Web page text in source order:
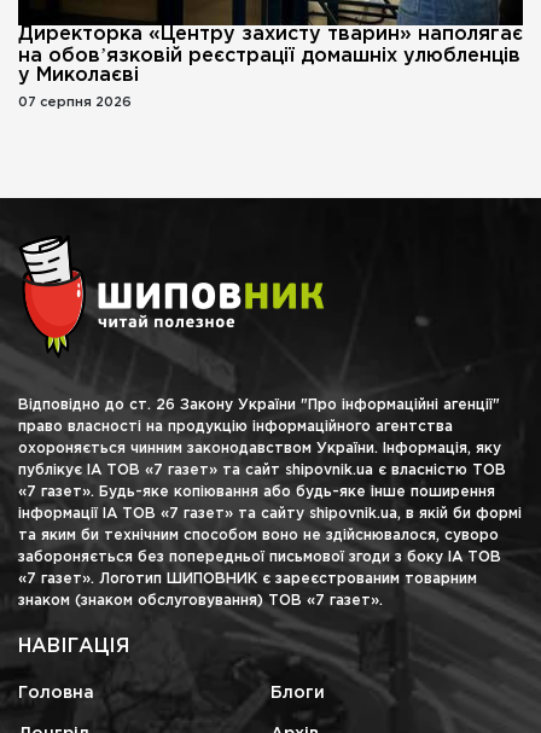
Директорка «Центру захисту тварин» наполягає
на обовʼязковій реєстрації домашніх улюбленців
у Миколаєві
07 серпня 2026
Відповідно до ст. 26 Закону України "Про інформаційні агенції"
право власності на продукцію інформаційного агентства
охороняється чинним законодавством України. Інформація, яку
публікує ІА ТОВ «7 газет» та сайт shipovnik.ua є власністю ТОВ
«7 газет». Будь-яке копіювання або будь-яке інше поширення
інформації ІА ТОВ «7 газет» та сайту shipovnik.ua, в якій би формі
та яким би технічним способом воно не здійснювалося, суворо
забороняється без попередньої письмової згоди з боку ІА ТОВ
«7 газет». Логотип ШИПОВНИК є зареєстрованим товарним
знаком (знаком обслуговування) ТОВ «7 газет».
НАВІГАЦІЯ
Головна Блоги